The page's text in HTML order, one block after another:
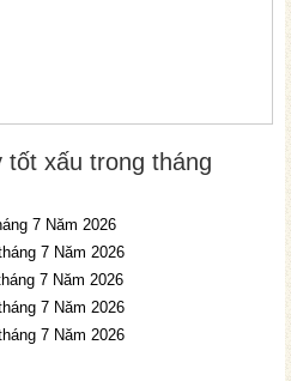
tốt xấu trong tháng
7 Năm 2026
7 Năm 2026
7 Năm 2026
7 Năm 2026
7 Năm 2026